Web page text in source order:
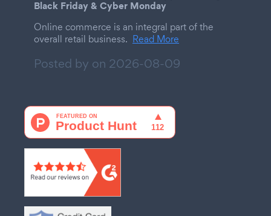
Black Friday & Cyber Monday
Online commerce is an integral part of the
overall retail business. Read More
Posted by on 2026-08-09